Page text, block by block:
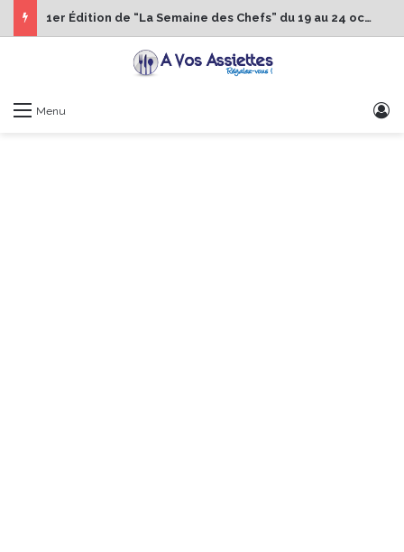
1er Édition de “La Semaine des Chefs” du 19 au 24 octobre 2026
Menu